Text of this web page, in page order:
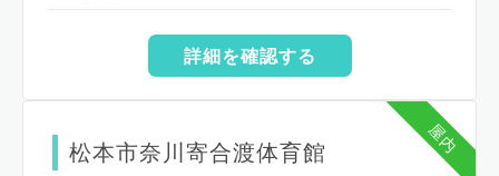
詳細を確認する
屋内
松本市奈川寄合渡体育館